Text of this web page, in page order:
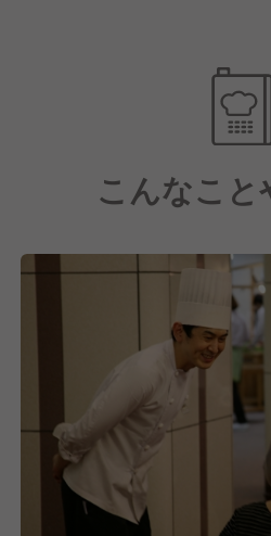
お休みに関しては年間休日
働8時間/日の実施をおこない
さらに子育て支援や各種手当
業医・保健師を中心に健康支
が健康でいられるように様々
ょう。
【しっかりとスキルアップ・
そして私たちは日本最大級
ービス企業として在り続けて
これには今働いてくれている
あってこそだと考えており、
プ・キャリアアップの環境
こんなこと